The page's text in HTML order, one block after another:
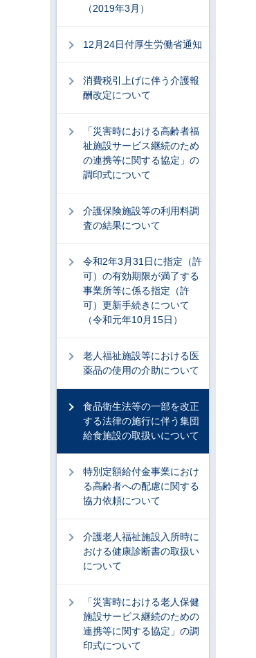
（2019年3月）
12月24日付厚生労働省通知
消費税引上げに伴う介護報
酬改定について
「災害時における高齢者福
祉施設サービス継続のため
の連携等に関する協定」の
調印式について
介護保険施設等の利用料調
査の結果について
令和2年3月31日に指定（許
可）の有効期限が満了する
事業所等に係る指定（許
可）更新手続きについて
（令和元年10月15日）
老人福祉施設等における医
薬品の使用の介助について
食品衛生法等の一部を改正
する法律の施行に伴う集団
給食施設の取扱いについて
特別定額給付金事業におけ
る高齢者への配慮に関する
協力依頼について
介護老人福祉施設入所時に
おける健康診断書の取扱い
について
「災害時における老人保健
施設サービス継続のための
連携等に関する協定」の調
印式について